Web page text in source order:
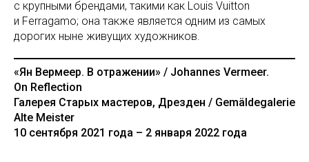
с крупными брендами, такими как Louis Vuitton
и Ferragamo; она также является одним из самых
дорогих ныне живущих художников.
«Ян Вермеер. В отражении» / Johannes Vermeer.
On Reflection
Галерея Старых мастеров, Дрезден / Gemäldegalerie
Alte Meister
10 сентября 2021 года – 2 января 2022 года